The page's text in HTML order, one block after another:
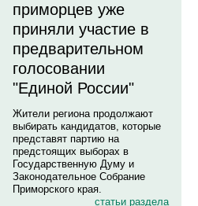
приморцев уже
приняли участие в
предварительном
голосовании
"Единой России"
Жители региона продолжают
выбирать кандидатов, которые
представят партию на
предстоящих выборах в
Государственную Думу и
Законодательное Собрание
Приморского края.
статьи раздела